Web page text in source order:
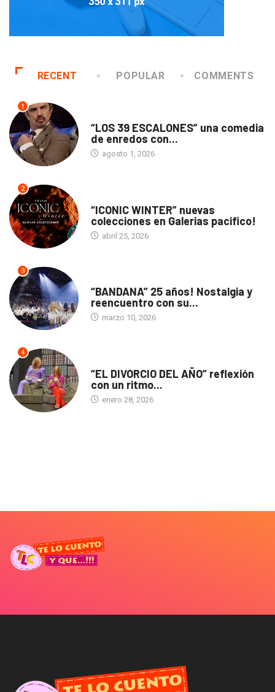
RECENT POPULAR COMMENTS
1
“LOS 39 ESCALONES” una comedia
de enredos con...
agosto 1, 2026
2
“ICONIC WINTER” nuevas
colecciones en Galerias pacifico!
abril 25, 2026
3
“BANDANA” 25 años! Nostalgia y
reencuentro con su...
marzo 10, 2026
4
“EL DIVORCIO DEL AÑO” reflexión
con un ritmo...
enero 28, 2026